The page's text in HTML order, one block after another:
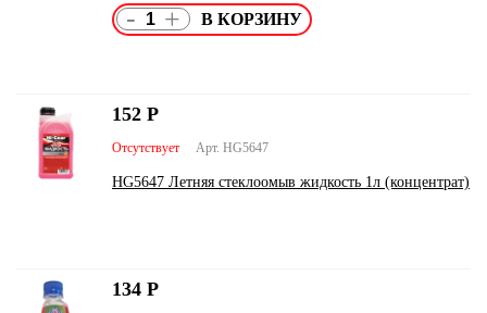
- +
Арт. HG5647
Отсутствует
HG5647 Летняя стеклоомыв жидкость 1л (концентрат)
152 Р
134 Р